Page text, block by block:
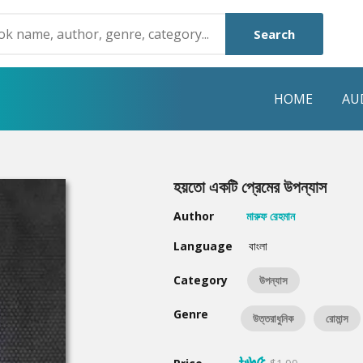
Search
HOME
Humayun Ahmed
Mouri Morium
Hot & New
হয়তো একটি প্রেমের উপন্যাস
Author
মারুফ রেহমান
Language
বাংলা
Category উপন্যাস
Genre উত্তরাধুনিক রোমান্স